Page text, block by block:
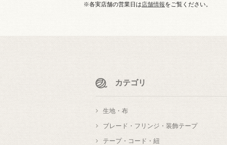
※各実店舗の営業日は店舗情報をご覧ください。
カテゴリ
生地・布
ブレード・フリンジ・装飾テープ
テープ・コード・紐